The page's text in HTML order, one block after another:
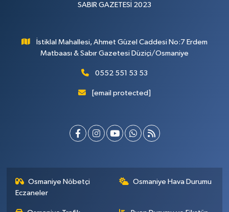
SABIR GAZETESİ 2023
İstiklal Mahallesi, Ahmet Güzel Caddesi No:7 Erdem
Matbaası & Sabır Gazetesi Düziçi/Osmaniye
0552 551 53 53
[email protected]
Osmaniye Nöbetçi
Eczaneler
Osmaniye Hava Durumu